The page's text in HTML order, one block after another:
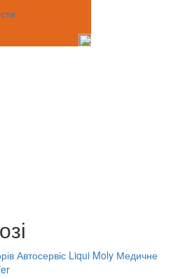
Автосервіс Liqui Moly Медичне